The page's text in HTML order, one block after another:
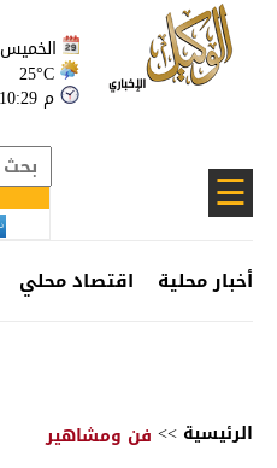
الخميس 2026-08-06
25°C
10:29 م
☰
أخبار محلية اقتصاد محلي
الرئيسية >> فن ومشاهير